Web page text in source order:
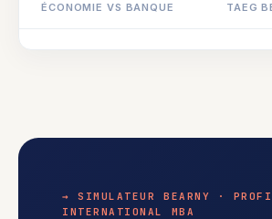
ÉCONOMIE VS BANQUE TAEG
→ SIMULATEUR BEARNY ·
INTERNATIONAL MBA